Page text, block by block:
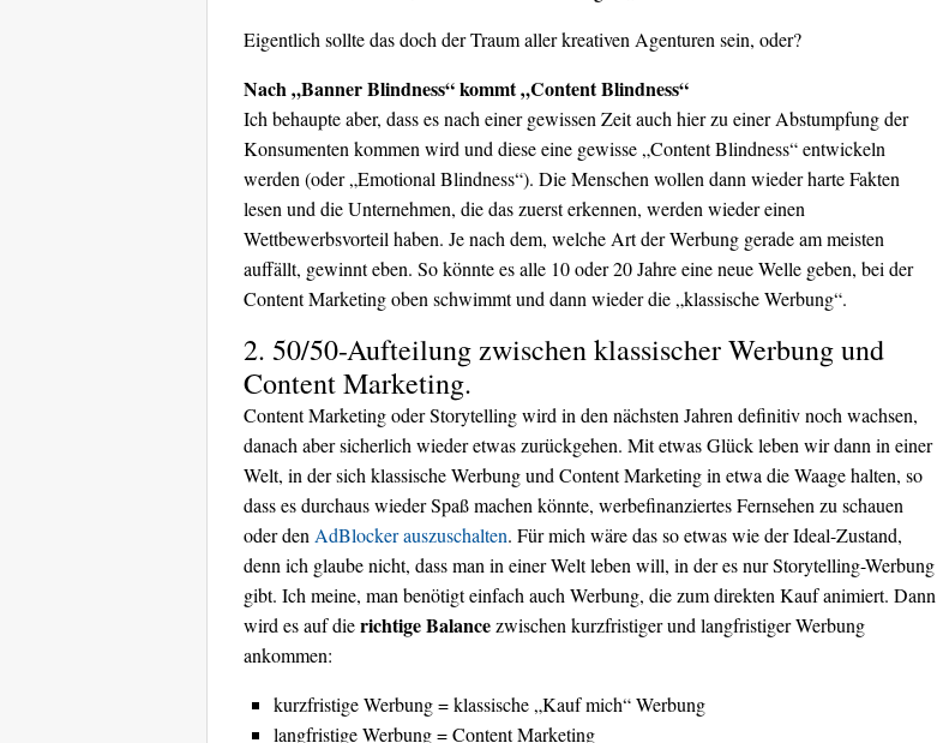
Eigentlich sollte das doch der Traum aller kreativen Agenturen sein, oder?
Nach „Banner Blindness“ kommt „Content Blindness“
Ich behaupte aber, dass es nach einer gewissen Zeit auch hier zu einer Abstumpfung der
Konsumenten kommen wird und diese eine gewisse „Content Blindness“ entwickeln
werden (oder „Emotional Blindness“). Die Menschen wollen dann wieder harte Fakten
lesen und die Unternehmen, die das zuerst erkennen, werden wieder einen
Wettbewerbsvorteil haben. Je nach dem, welche Art der Werbung gerade am meisten
auffällt, gewinnt eben. So könnte es alle 10 oder 20 Jahre eine neue Welle geben, bei der
Content Marketing oben schwimmt und dann wieder die „klassische Werbung“.
2. 50/50-Aufteilung zwischen klassischer Werbung und
Content Marketing.
Content Marketing oder Storytelling wird in den nächsten Jahren definitiv noch wachsen,
danach aber sicherlich wieder etwas zurückgehen. Mit etwas Glück leben wir dann in einer
Welt, in der sich klassische Werbung und Content Marketing in etwa die Waage halten, so
dass es durchaus wieder Spaß machen könnte, werbefinanziertes Fernsehen zu schauen
oder denAdBlocker auszuschalten. Für mich wäre das so etwas wie der Ideal-Zustand,
denn ich glaube nicht, dass man in einer Welt leben will, in der es nur Storytelling-Werbung
gibt. Ich meine, man benötigt einfach auch Werbung, die zum direkten Kauf animiert. Dann
wird es auf dierichtige Balancezwischen kurzfristiger und langfristiger Werbung
ankommen:
kurzfristige Werbung = klassische „Kauf mich“ Werbung
langfristige Werbung = Content Marketing